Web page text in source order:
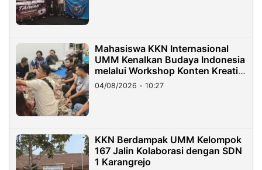
Mahasiswa KKN Internasional
UMM Kenalkan Budaya Indonesia
melalui Workshop Konten Kreatif
di Taiwan
04/08/2026 - 10:27
KKN Berdampak UMM Kelompok
167 Jalin Kolaborasi dengan SDN
1 Karangrejo